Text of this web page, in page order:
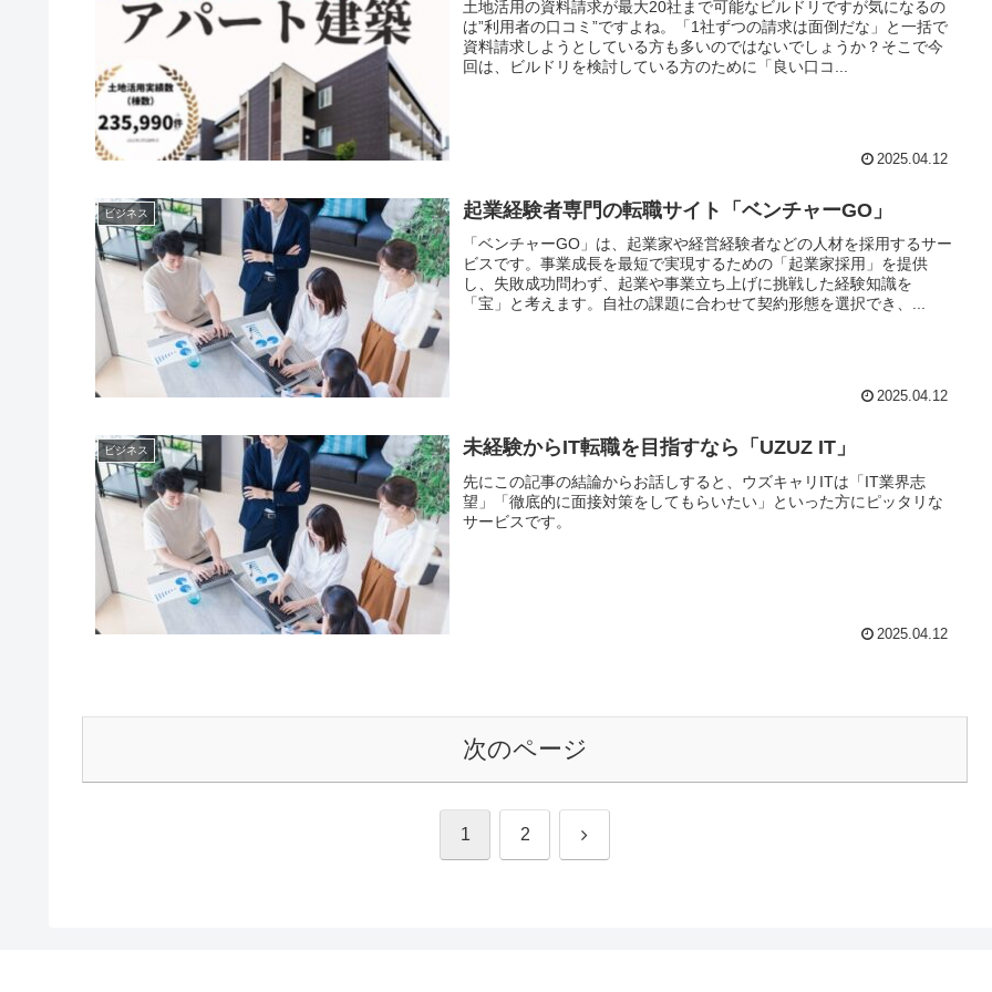
土地活用の資料請求が最大20社まで可能なビルドリですが気になるの
は”利用者の口コミ”ですよね。「1社ずつの請求は面倒だな」と一括で
資料請求しようとしている方も多いのではないでしょうか？そこで今
回は、ビルドリを検討している方のために「良い口コ...
2025.04.12
ビジネス 起業経験者専門の転職サイト「ベンチャーGO」
「ベンチャーGO」は、起業家や経営経験者などの人材を採用するサー
ビスです。事業成長を最短で実現するための「起業家採用」を提供
し、失敗成功問わず、起業や事業立ち上げに挑戦した経験知識を
「宝」と考えます。自社の課題に合わせて契約形態を選択でき、...
2025.04.12
ビジネス 未経験からIT転職を目指すなら「UZUZ IT」
先にこの記事の結論からお話しすると、ウズキャリITは「IT業界志
望」「徹底的に面接対策をしてもらいたい」といった方にピッタリな
サービスです。
2025.04.12
次のページ
1 2 次